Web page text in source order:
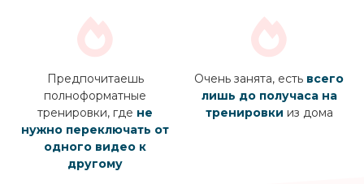
Предпочитаешь
полноформатные
тренировки, где не
нужно переключать от
одного видео к
другому
Очень занята, есть всего
лишь до получаса на
тренировки из дома